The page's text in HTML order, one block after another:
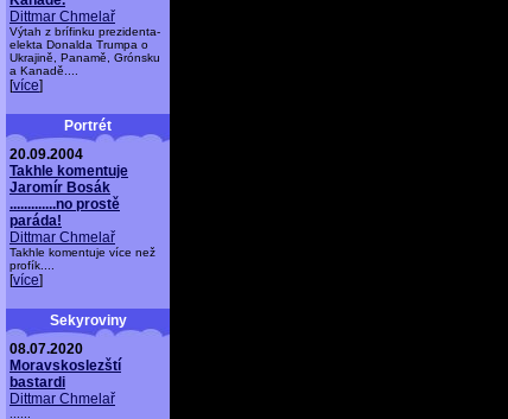
Dittmar Chmelař
Výtah z brífinku prezidenta-
elekta Donalda Trumpa o
Ukrajině, Panamě, Grónsku
a Kanadě....
[více]
Portrét
20.09.2004
Takhle komentuje
Jaromír Bosák
.............no prostě
paráda!
Dittmar Chmelař
Takhle komentuje více než
profík....
[více]
Sekyroviny
08.07.2020
Moravskoslezští
bastardi
Dittmar Chmelař